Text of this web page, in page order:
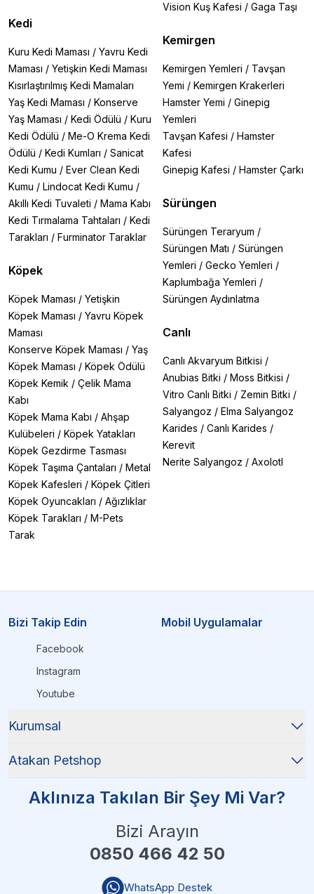
Kedi
Kuru Kedi Maması / Yavru Kedi
Maması / Yetişkin Kedi Maması
Kısırlaştırılmış Kedi Mamaları
Yaş Kedi Maması / Konserve
Yaş Maması / Kedi Ödülü / Kuru
Kedi Ödülü / Me-O Krema Kedi
Ödülü / Kedi Kumları / Sanicat
Kedi Kumu / Ever Clean Kedi
Kumu / Lindocat Kedi Kumu /
Akıllı Kedi Tuvaleti / Mama Kabı
Kedi Tırmalama Tahtaları / Kedi
Tarakları / Furminator Taraklar
Köpek
Köpek Maması / Yetişkin
Köpek Maması / Yavru Köpek
Maması
Konserve Köpek Maması / Yaş
Köpek Maması / Köpek Ödülü
Köpek Kemik / Çelik Mama
Kabı
Köpek Mama Kabı / Ahşap
Kulübeleri / Köpek Yatakları
Köpek Gezdirme Tasması
Köpek Taşıma Çantaları / Metal
Köpek Kafesleri / Köpek Çitleri
Köpek Oyuncakları / Ağızlıklar
Köpek Tarakları / M-Pets
Tarak
Vision Kuş Kafesi / Gaga Taşı
Kemirgen
Kemirgen Yemleri / Tavşan
Yemi / Kemirgen Krakerleri
Hamster Yemi / Ginepig
Yemleri
Tavşan Kafesi / Hamster
Kafesi
Ginepig Kafesi / Hamster Çarkı
Sürüngen
Sürüngen Teraryum /
Sürüngen Matı / Sürüngen
Yemleri / Gecko Yemleri /
Kaplumbağa Yemleri /
Sürüngen Aydınlatma
Canlı
Canlı Akvaryum Bitkisi /
Anubias Bitki / Moss Bitkisi /
Vitro Canlı Bitki / Zemin Bitki /
Salyangoz / Elma Salyangoz
Karides / Canlı Karides /
Kerevit
Nerite Salyangoz / Axolotl
Bizi Takip Edin
Facebook
Instagram
Youtube
Mobil Uygulamalar
Kurumsal
Atakan Petshop
Aklınıza Takılan Bir Şey Mi Var?
Bizi Arayın
0850 466 42 50
WhatsApp Destek